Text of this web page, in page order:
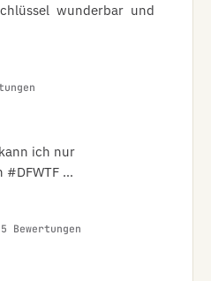
wunderbar  und
ich nur
#DFWTF …
Bewertungen